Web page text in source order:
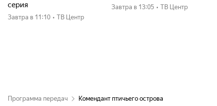
серия
Завтра в 11:10 • ТВ Центр
Завтра в 13:05 • ТВ Центр
Программа передач Комендант птичьего острова